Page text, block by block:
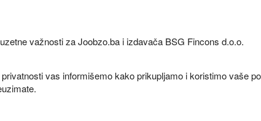
važnosti za Joobzo.ba i izdavača BSG Fincons d.o.o.
vas informišemo kako prikupljamo i koristimo vaše